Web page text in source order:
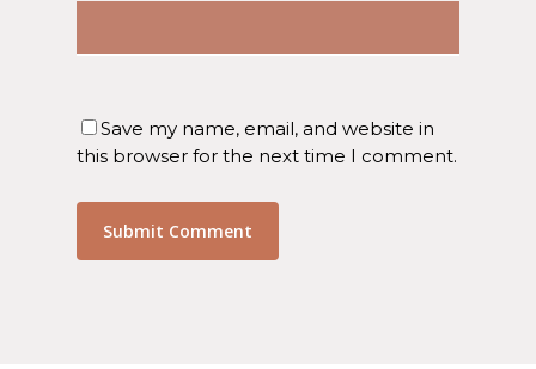
Save my name, email, and website in
this browser for the next time I comment.